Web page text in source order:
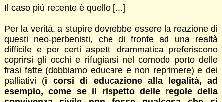
Il caso più recente è quello [...]
Per la verità, a stupire dovrebbe essere la reazione di
questi neo-perbenisti, che di fronte ad una realtà
difficile e per certi aspetti drammatica preferiscono
coprirsi gli occhi e rifugiarsi nel comodo porto delle
frasi fatte (dobbiamo educare e non reprimere) e dei
palliativi (i corsi di educazione alla legalità, ad
esempio, come se il rispetto delle regole della